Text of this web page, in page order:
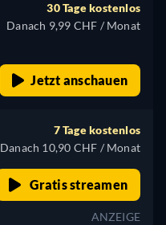
30 Tage kostenlos
Danach 9,99 CHF / Monat
Jetzt anschauen
7 Tage kostenlos
Danach 10,90 CHF / Monat
Gratis streamen
ANZEIGE